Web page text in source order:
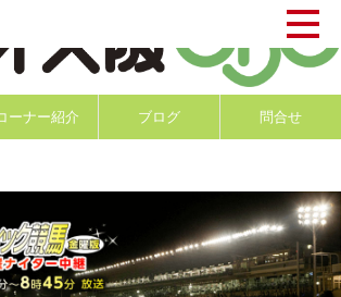
ーナー紹介 ブログ 問合せ